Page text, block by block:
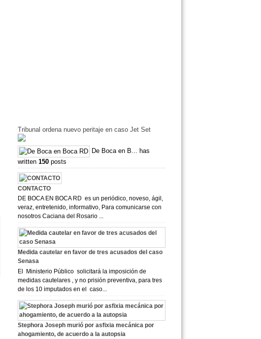
Tribunal ordena nuevo peritaje en caso Jet Set
De Boca en B... has
written 150 posts
CONTACTO
DE BOCA EN BOCA RD es un periódico, noveso, ágil,
veraz, entretenido, informativo, Para comunicarse con
nosotros Caciana del Rosario ...
Medida cautelar en favor de tres acusados del caso
Senasa
El Ministerio Público solicitará la imposición de
medidas cautelares , y no prisión preventiva, para tres
de los 10 imputados en el caso...
Stephora Joseph murió por asfixia mecánica por
ahogamiento, de acuerdo a la autopsia